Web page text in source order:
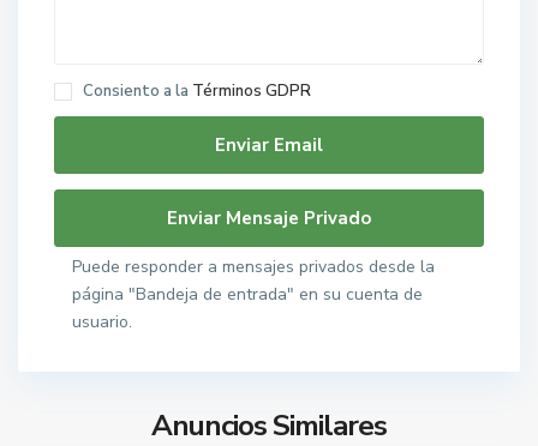
Consiento a la Términos GDPR
Puede responder a mensajes privados desde la
página "Bandeja de entrada" en su cuenta de
usuario.
Anuncios Similares